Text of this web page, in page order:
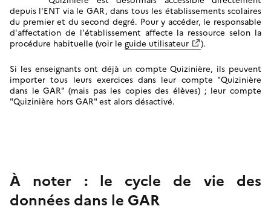
depuis l'ENT via le GAR, dans tous les établissements scolaires
du premier et du second degré. Pour y accéder, le responsable
d'affectation de l'établissement affecte la ressource selon la
procédure habituelle (voir le guide utilisateur ).
Si les enseignants ont déjà un compte Quizinière, ils peuvent
importer tous leurs exercices dans leur compte "Quizinière
dans le GAR" (mais pas les copies des élèves) ; leur compte
"Quizinière hors GAR" est alors désactivé.
À noter : le cycle de vie des
données dans le GAR